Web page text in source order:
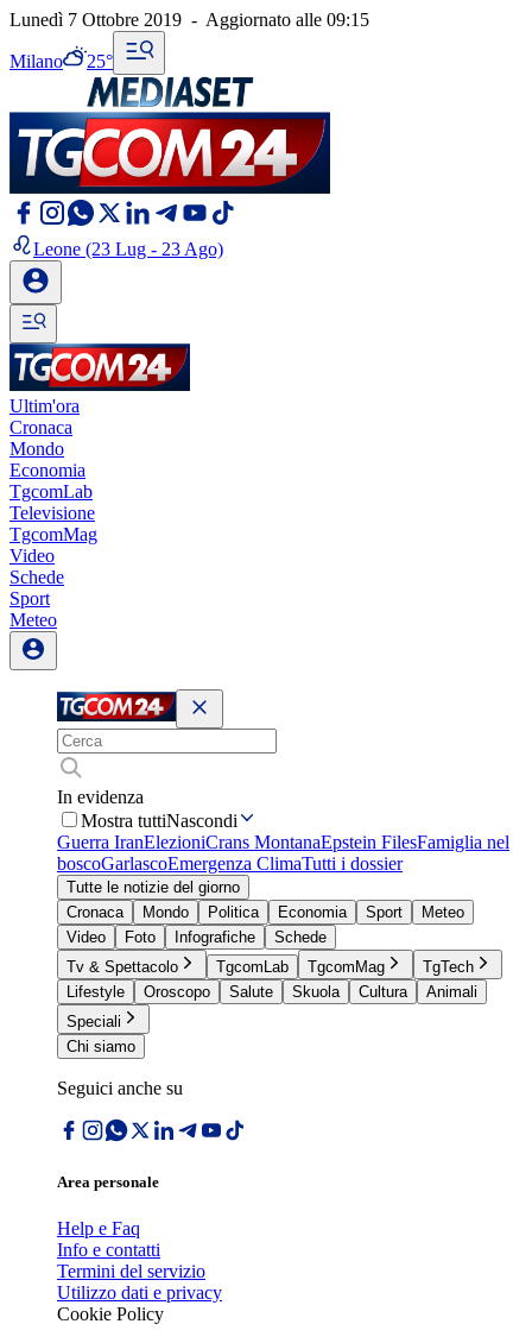
Lunedì 7 Ottobre 2019 - Aggiornato alle 09:15
Milano 25°
Leone (23 Lug - 23 Ago)
Ultim'ora
Cronaca
Mondo
Economia
TgcomLab
Televisione
TgcomMag
Video
Schede
Sport
Meteo
In evidenza
Mostra tuttiNascondi
Guerra IranElezioniCrans MontanaEpstein FilesFamiglia nel
boscoGarlascoEmergenza ClimaTutti i dossier
Tutte le notizie del giorno
Cronaca
Mondo Politica Economia Sport
Meteo
Video
Foto Infografiche
Schede
Tv & Spettacolo
TgcomLab TgcomMag
TgTech
Lifestyle
Oroscopo Salute Skuola Cultura
Animali
Speciali
Chi siamo
Seguici anche su
Area personale
Help e Faq
Info e contatti
Termini del servizio
Utilizzo dati e privacy
Cookie Policy